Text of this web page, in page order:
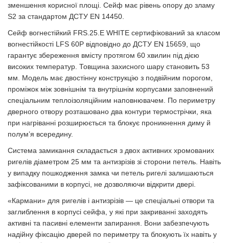
зменшення корисної площі. Сейф має рівень опору до зламу
S2 за стандартом ДСТУ EN 14450.
Сейф вогнестійкий FRS.25.E WHITE сертифікований за класом
вогнестійкості LFS 60P відповідно до ДСТУ EN 15659, що
гарантує збереження вмісту протягом 60 хвилин під дією
високих температур. Товщина захисного шару становить 53
мм. Модель має двостінну конструкцію з подвійним порогом,
проміжок між зовнішнім та внутрішнім корпусами заповнений
спеціальним теплоізоляційним наповнювачем. По периметру
дверного отвору розташовано два контури термострічки, яка
при нагріванні розширюється та блокує проникнення диму й
полум’я всередину.
Система замикання складається з двох активних хромованих
ригелів діаметром 25 мм та антизрізів зі сторони петель. Навіть
у випадку пошкодження замка чи петель ригелі залишаються
зафіксованими в корпусі, не дозволяючи відкрити двері.
«Кармани» для ригелів і антизрізів — це спеціальні отвори та
заглиблення в корпусі сейфа, у які при закриванні заходять
активні та пасивні елементи запирання. Вони забезпечують
надійну фіксацію дверей по периметру та блокують їх навіть у